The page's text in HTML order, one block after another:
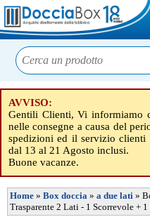
AVVISO:
Gentili Clienti, Vi informiamo
nelle consegne a causa del
spedizioni ed il servizio clienti
dal 13 al 21 Agosto inclusi.
Buone vacanze.
Home » Box doccia » a due lati »
Trasparente 2 Lati - 1 Scorrevole +